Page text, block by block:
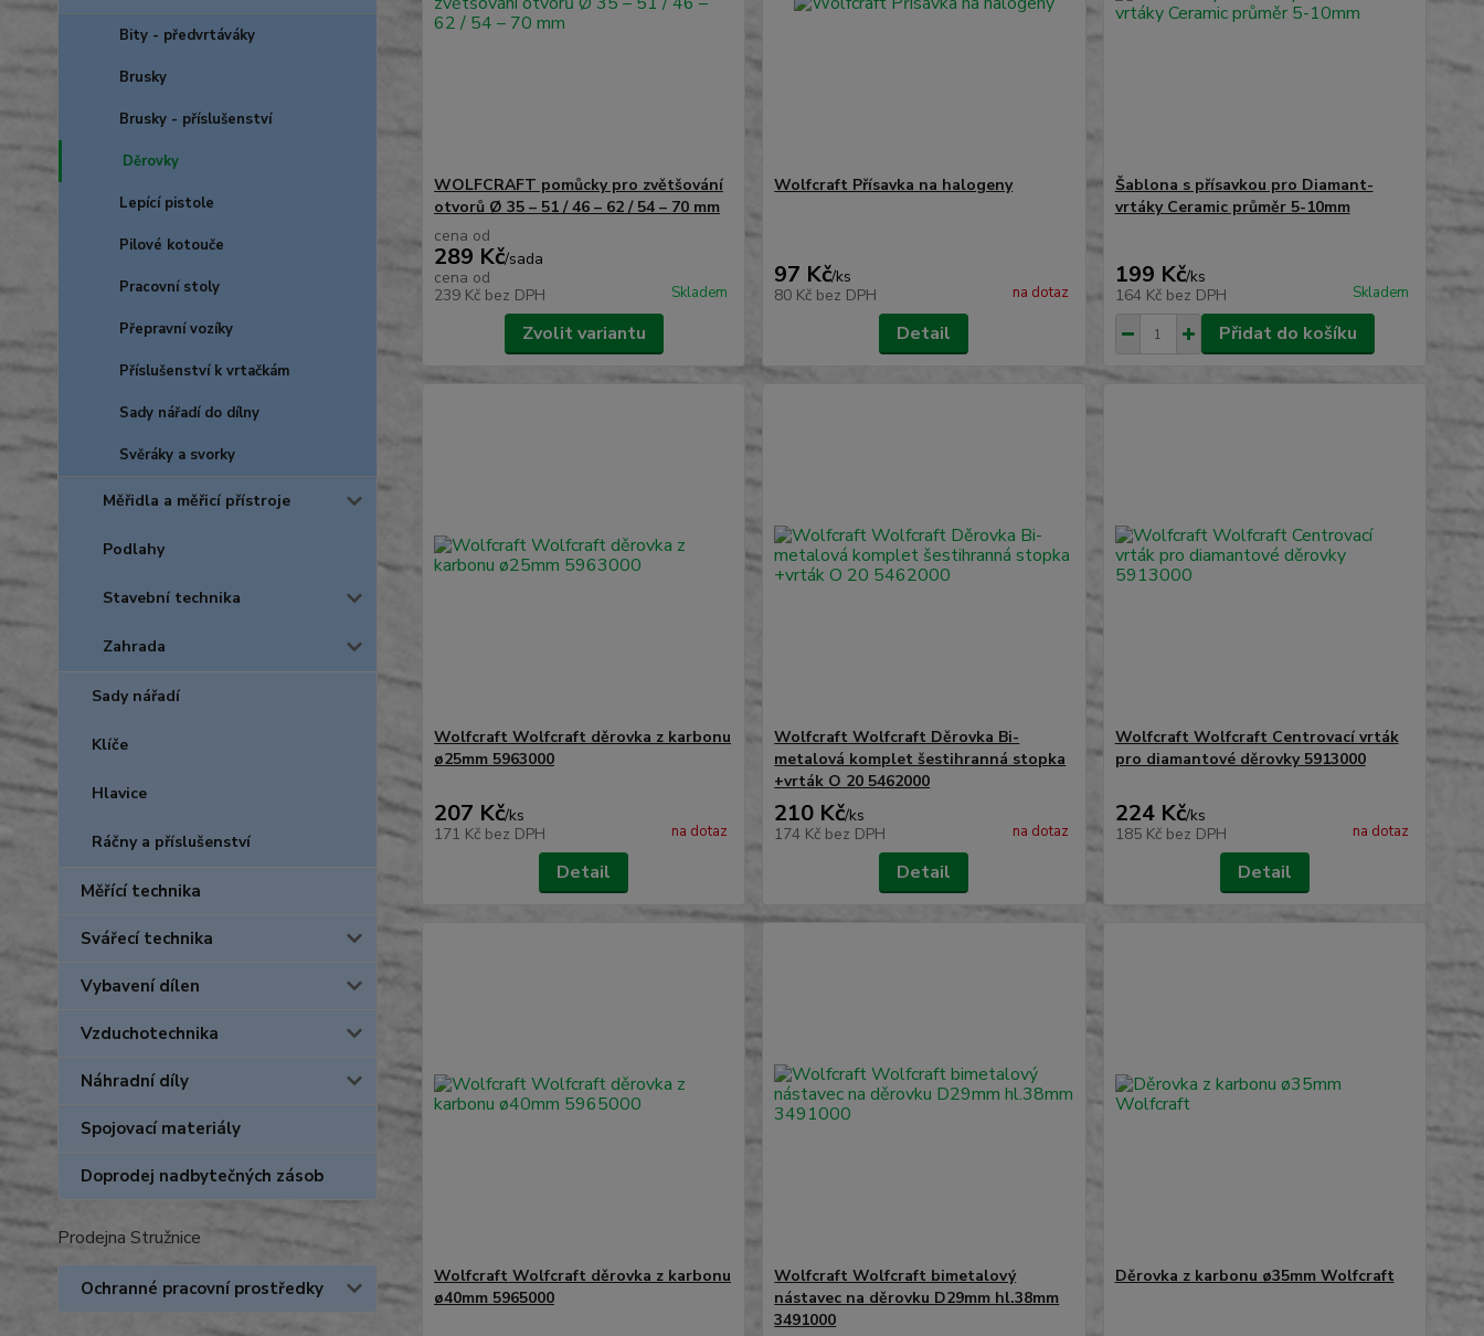
Bity - předvrtáváky
Brusky
Brusky - příslušenství
Děrovky
Lepící pistole
Pilové kotouče
Pracovní stoly
Přepravní vozíky
Příslušenství k vrtačkám
Sady nářadí do dílny
Svěráky a svorky
Měřidla a měřicí přístroje
Podlahy
Stavební technika
Zahrada
Sady nářadí
Klíče
Hlavice
Ráčny a příslušenství
Měřící technika
Svářecí technika
Vybavení dílen
Vzduchotechnika
Náhradní díly
Spojovací materiály
Doprodej nadbytečných zásob
Prodejna Stružnice
Ochranné pracovní prostředky
WOLFCRAFT pomůcky pro zvětšování
otvorů Ø 35 – 51 / 46 – 62 / 54 – 70 mm
cena od
289 Kč/sada
cena od
239 Kč bez DPH Skladem
Zvolit variantu
Wolfcraft Přísavka na halogeny
97 Kč/ks
80 Kč bez DPH na dotaz
Detail
Šablona s přísavkou pro Diamant-
vrtáky Ceramic průměr 5-10mm
199 Kč/ks
164 Kč bez DPH Skladem
Přidat do košíku
Wolfcraft Wolfcraft děrovka z karbonu
ø25mm 5963000
207 Kč/ks
171 Kč bez DPH na dotaz
Detail
Wolfcraft Wolfcraft Děrovka Bi-
metalová komplet šestihranná stopka
+vrták O 20 5462000
210 Kč/ks
174 Kč bez DPH na dotaz
Detail
Wolfcraft Wolfcraft Centrovací vrták
pro diamantové děrovky 5913000
224 Kč/ks
185 Kč bez DPH na dotaz
Detail
Wolfcraft Wolfcraft děrovka z karbonu
ø40mm 5965000
Wolfcraft Wolfcraft bimetalový
nástavec na děrovku D29mm hl.38mm
3491000
Děrovka z karbonu ø35mm Wolfcraft